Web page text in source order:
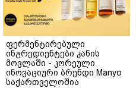
ფერმენტირებული
ინგრედიენტები კანის
მოვლაში - კორეული
ინოვაციური ბრენდი Manyo
საქართველოშია